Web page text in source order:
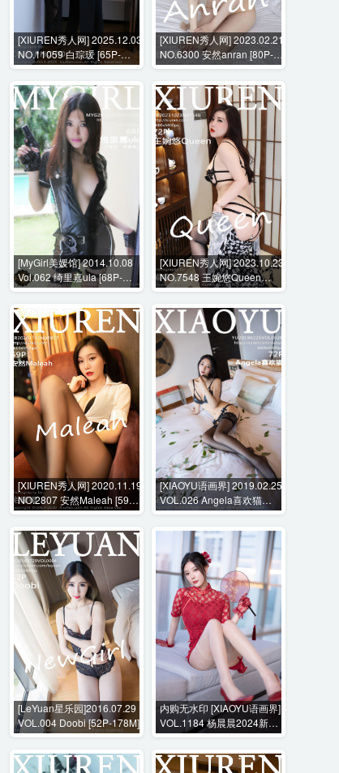
[XIUREN秀人网] 2025.12.03
NO.11059 白琮瑗 [65P-
703MB]
[XIUREN秀人网] 2023.02.21
NO.6300 安然anran [80P-
715MB]
[MyGirl美媛馆] 2014.10.08
Vol.062 绮里嘉ula [68P-
282MB]
[XIUREN秀人网] 2023.10.23
NO.7548 王婉悠Queen
[72P-830MB]
[XIUREN秀人网] 2020.11.19
NO.2807 安然Maleah [59P-
622MB]
[XIAOYU语画界] 2019.02.25
VOL.026 Angela喜欢猫
[72P-313MB]
[LeYuan星乐园]2016.07.29
VOL.004 Doobi [52P-178M]
内购无水印 [XIAOYU语画界]
VOL.1184 杨晨晨2024新春
旗袍+花絮视频 [103P+1V-
2614MB]